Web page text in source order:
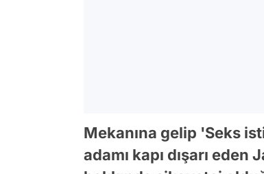
Mekanına gelip 'Seks
adamı kapı dışarı